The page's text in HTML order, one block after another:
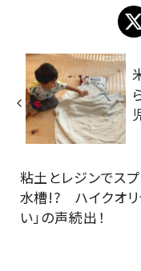
粘土とレジンでス
水槽!? ハイクオリ
い」の声続出！